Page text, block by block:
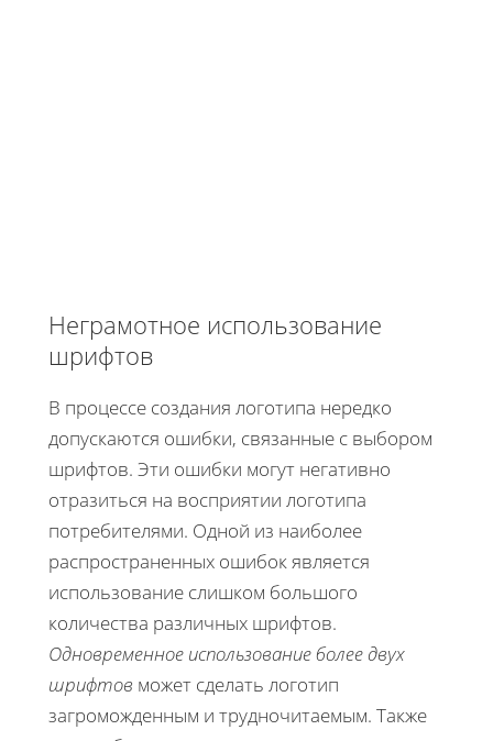
Неграмотное использование
шрифтов
В процессе создания логотипа нередко
допускаются ошибки, связанные с выбором
шрифтов. Эти ошибки могут негативно
отразиться на восприятии логотипа
потребителями. Одной из наиболее
распространенных ошибок является
использование слишком большого
количества различных шрифтов.
Одновременное использование более двух
шрифтов может сделать логотип
загроможденным и трудночитаемым. Также